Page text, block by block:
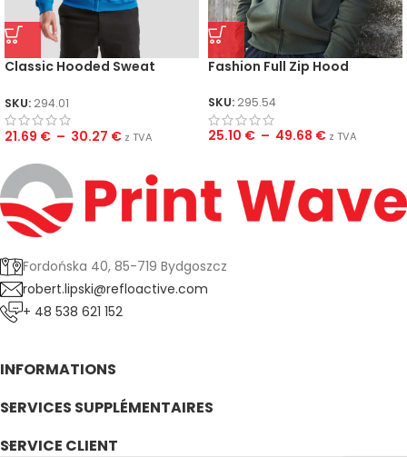
Classic Hooded Sweat
SKU: 294.01
21.69 € – 30.27 € z TVA
Fashion Full Zip Hood
SKU: 295.54
25.10 € – 49.68 € z TVA
Fordońska 40, 85-719 Bydgoszcz
robert.lipski@refloactive.com
+ 48 538 621 152
INFORMATIONS
SERVICES SUPPLÉMENTAIRES
SERVICE CLIENT